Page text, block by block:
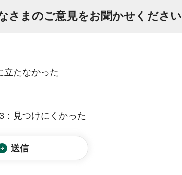
さまのご意見をお聞かせください
立たなかった
3：見つけにくかった